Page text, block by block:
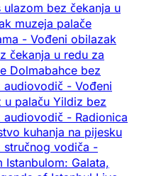
bez čekanja u
muzeja palače
- Vođeni obilazak
čekanja u redu za
Dolmabahce bez
audiovodič - Vođeni
u palaču Yildiz bez
audiovodič - Radionica
kuhanja na pijesku
stručnog vodiča -
Istanbulom: Galata,